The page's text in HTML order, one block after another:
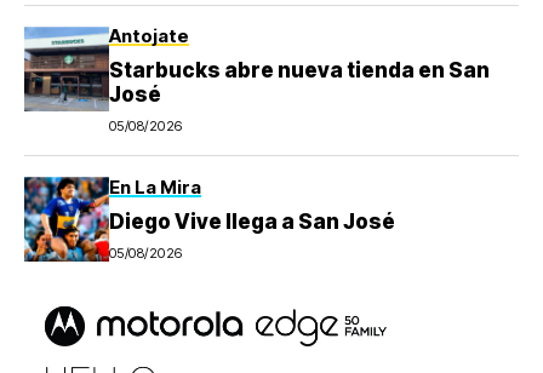
Antojate
Starbucks abre nueva tienda en San
José
05/08/2026
En La Mira
Diego Vive llega a San José
05/08/2026